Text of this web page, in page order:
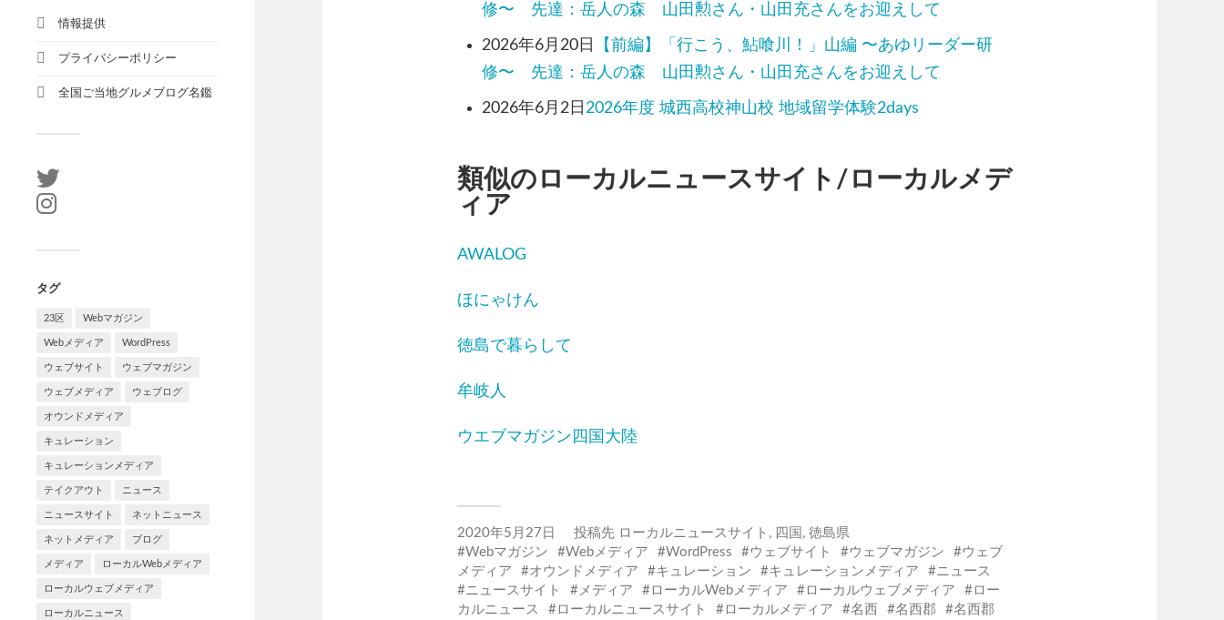
情報提供
プライバシーポリシー
全国ご当地グルメブログ名鑑
タグ
23区 Webマガジン
Webメディア WordPress
ウェブサイト ウェブマガジン
ウェブメディア ウェブログ
オウンドメディア
キュレーション
キュレーションメディア
テイクアウト ニュース
ニュースサイト ネットニュース
ネットメディア ブログ
メディア ローカルWebメディア
ローカルウェブメディア
ローカルニュース
修〜 先達：岳人の森 山田勲さん・山田充さんをお迎えして
2026年6月20日
【前編】「行こう、鮎喰川！」山編 〜あゆリーダー研
修〜 先達：岳人の森 山田勲さん・山田充さんをお迎えして
2026年6月2日 2026年度 城西高校神山校 地域留学体験2days
類似のローカルニュースサイト/ローカルメデ
ィア
AWALOG
ほにゃけん
徳島で暮らして
牟岐人
ウエブマガジン四国大陸
2020年5月27日 投稿先 ローカルニュースサイト , 四国 , 徳島県
Webマガジン
Webメディア WordPress ウェブサイト ウェブマガジン
ウェブ
メディア
オウンドメディア キュレーション キュレーションメディア
ニュース
ニュースサイト
メディア ローカルWebメディア ローカルウェブメディア
ロー
カルニュース
ローカルニュースサイト ローカルメディア 名西 名西郡
名西郡